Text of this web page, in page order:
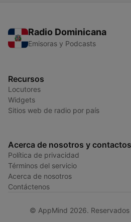
Radio Dominicana
Emisoras y Podcasts
Recursos
Locutores
Widgets
Sitios web de radio por país
Acerca de nosotros y contactos
Política de privacidad
Términos del servicio
Acerca de nosotros
Contáctenos
© AppMind 2026.